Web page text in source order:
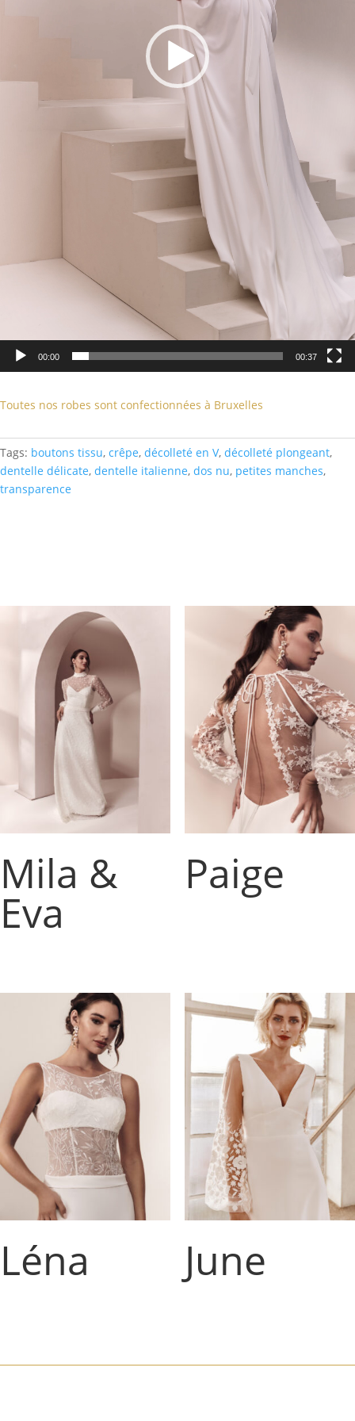
00:00 00:37
Toutes nos robes sont confectionnées à Bruxelles
Tags: boutons tissu, crêpe, décolleté en V, décolleté plongeant,
dentelle délicate, dentelle italienne, dos nu, petites manches,
transparence
Mila &
Eva
Paige
Léna June